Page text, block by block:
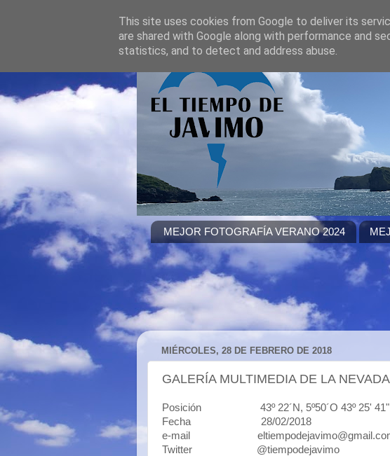
MEJOR FOTOGRAFÍA VERANO 2024
MIÉRCOLES, 28 DE FEBRERO DE 2018
GALERÍA MULTIMEDIA DE LA
Posición 43º 22´N, 5º50´O 43º 25' 41"
Fecha 28/02/2018
e-mail
Twitter @tiempodejavimo
This site uses cookies from Google to deliver its
are shared with Google along with performance and
statistics, and to detect and address abuse.